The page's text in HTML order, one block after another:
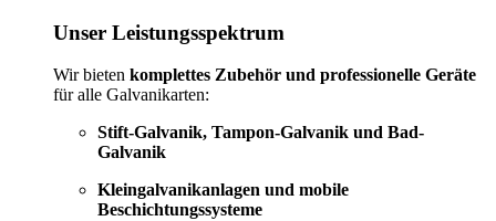
Unser Leistungsspektrum
Wir bieten komplettes Zubehör und professionelle Geräte
für alle Galvanikarten:
Stift-Galvanik, Tampon-Galvanik und Bad-
Galvanik
Kleingalvanikanlagen und mobile
Beschichtungssysteme